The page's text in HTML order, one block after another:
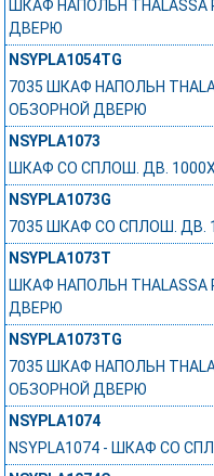
ШКАФ НАПОЛЬН THALASSA
ДВЕРЮ
NSYPLA1054TG
7035 ШКАФ НАПОЛЬН
ОБЗОРНОЙ ДВЕРЮ
NSYPLA1073
ШКАФ СО СПЛОШ. ДВ.
NSYPLA1073G
7035 ШКАФ СО СПЛОШ. ДВ.
NSYPLA1073T
ШКАФ НАПОЛЬН THALASSA
ДВЕРЮ
NSYPLA1073TG
7035 ШКАФ НАПОЛЬН
ОБЗОРНОЙ ДВЕРЮ
NSYPLA1074
NSYPLA1074 - ШКАФ СО